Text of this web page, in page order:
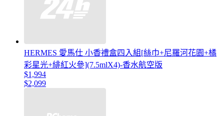
HERMES 愛馬仕 小香禮盒四入組[絲巾+尼羅河花園+橘
彩星光+緋紅火參](7.5mlX4)-香水航空版
$1,994
$2,099